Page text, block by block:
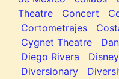
Theatre
Concert
Cortometrajes
Cygnet Theatre
Diego Rivera
Disney
Diversionary